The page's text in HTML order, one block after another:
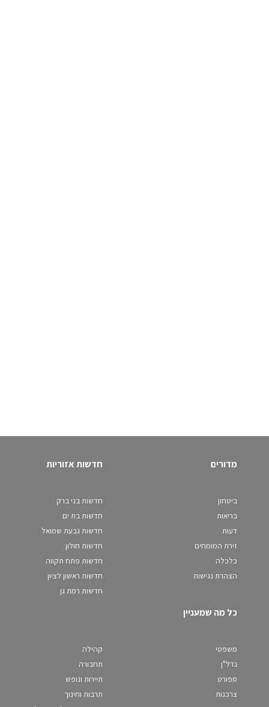
מדורים
ביטחון
בריאות
דעות
זירת המומחים
כלכלה
הצהרת נגישות
חדשות אזוריות
חדשות בני ברק
חדשות בת ים
חדשות גבעת שמואל
חדשות חולון
חדשות פתח תקווה
חדשות ראשון לציון
חדשות רמת גן
כל מה שמעניין
משפטי
נדל"ן
ספורט
צרכנות
קהילה
תחבורה
תיירות ונופש
תרבות וחינוך